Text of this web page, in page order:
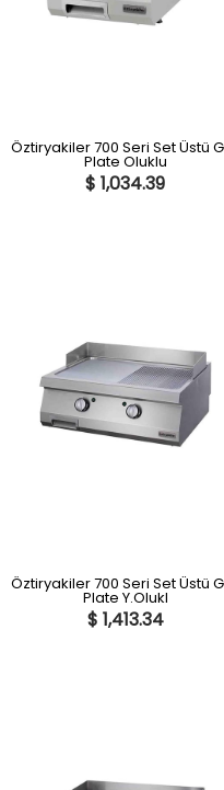
Öztiryakiler 700 Seri Set Üstü
Plate Oluklu
$ 1,034.39
Öztiryakiler 700 Seri Set Üstü
Plate Y.Olukl
$ 1,413.34